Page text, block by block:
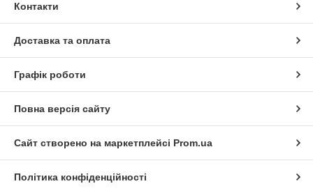
Контакти
Доставка та оплата
Графік роботи
Повна версія сайту
Сайт створено на маркетплейсі Prom.ua
Політика конфіденційності